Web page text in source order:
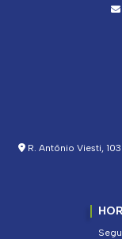
R. Antônio Viesti,